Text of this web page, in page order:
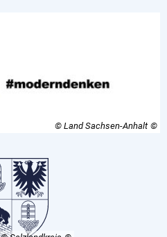
© Land Sachsen-Anhalt